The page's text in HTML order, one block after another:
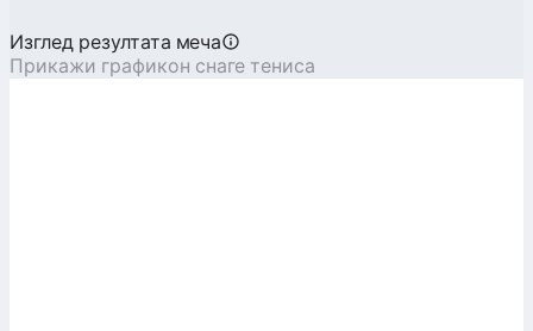
Изглед резултата меча
Прикажи графикон снаге тениса